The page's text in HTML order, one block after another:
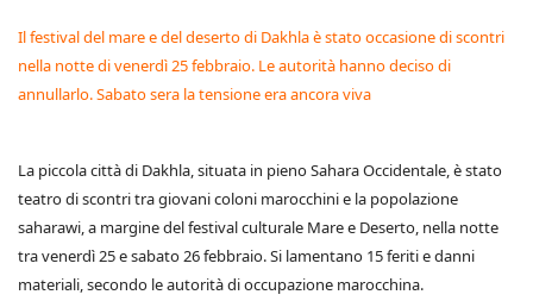
Il festival del mare e del deserto di Dakhla è stato occasione di scontri
nella notte di venerdì 25 febbraio. Le autorità hanno deciso di
annullarlo. Sabato sera la tensione era ancora viva
La piccola città di Dakhla, situata in pieno Sahara Occidentale, è stato
teatro di scontri tra giovani coloni marocchini e la popolazione
saharawi, a margine del festival culturale Mare e Deserto, nella notte
tra venerdì 25 e sabato 26 febbraio. Si lamentano 15 feriti e danni
materiali, secondo le autorità di occupazione marocchina.